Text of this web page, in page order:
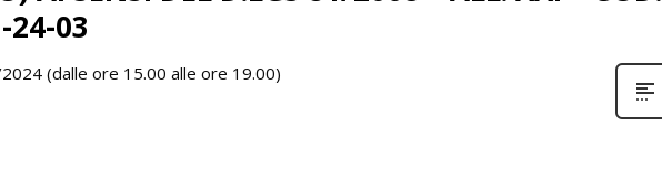
24-03
(dalle ore 15.00 alle ore 19.00)